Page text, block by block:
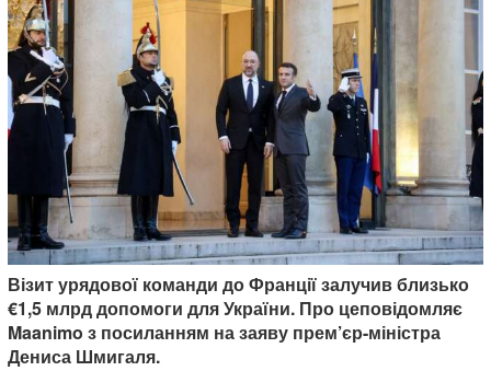
Візит урядової команди до Франції залучив близько
€1,5 млрд допомоги для України. Про цеповідомляє
Maanimo з посиланням на заяву прем’єр-міністра
Дениса Шмигаля.